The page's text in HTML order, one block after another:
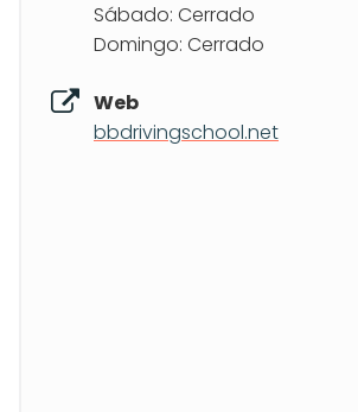
Sábado: Cerrado
Domingo: Cerrado
Web
bbdrivingschool.net